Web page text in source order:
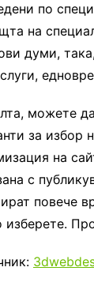
по
на
думи,
можете
за избор
на
с
повече
изберете.